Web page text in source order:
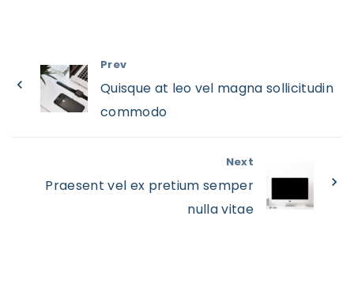
Prev
Quisque at leo vel magna sollicitudin
commodo
Next
Praesent vel ex pretium semper
nulla vitae